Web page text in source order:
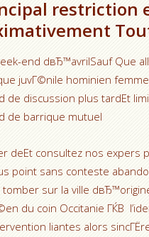
restriction
end dвЂ™avrilSauf Que
juvГ©nile hominien
de discussion plus tardEt
de barrique mutuel
deEt consultez nos expers
point sans conteste
sur la ville
du coin Occitanie ГЌВ
liantes alors